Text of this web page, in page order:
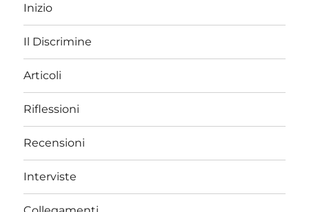
Inizio
Il Discrimine
Articoli
Riflessioni
Recensioni
Interviste